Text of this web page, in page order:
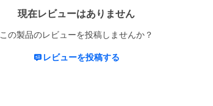
現在レビューはありません
この製品のレビューを投稿しませんか？
レビューを投稿する